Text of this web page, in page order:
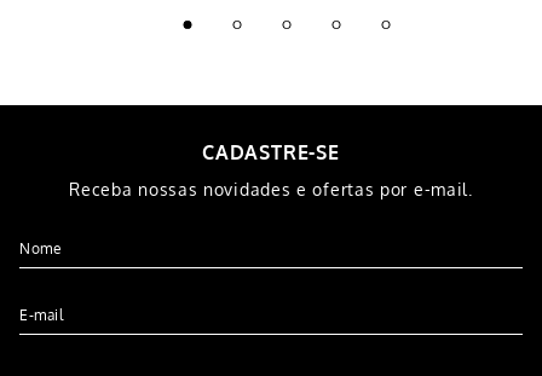
CADASTRE-SE
Receba nossas novidades e ofertas por e-mail.